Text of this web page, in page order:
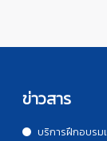
ข่าวสาร
บริการฝึกอบรม